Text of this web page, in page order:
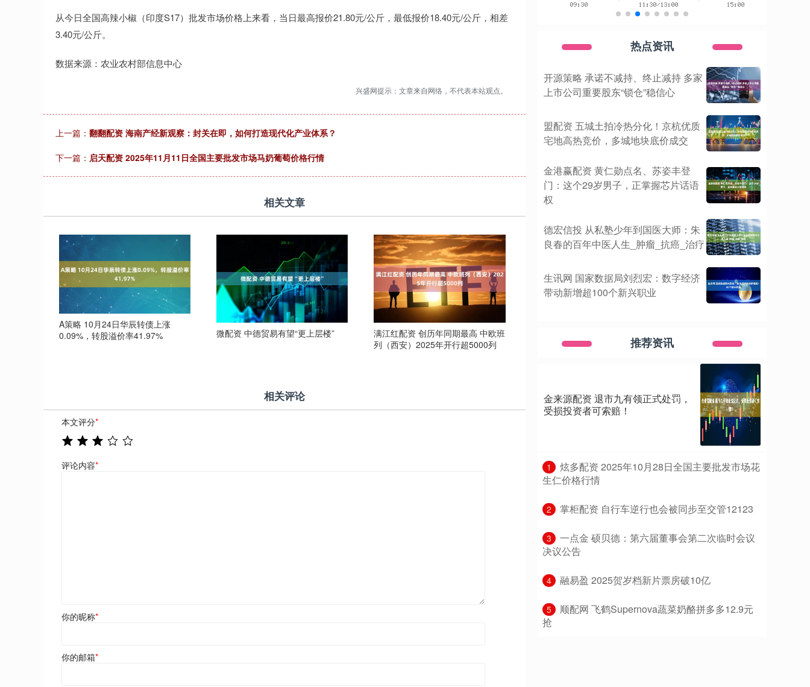
从今日全国高辣小椒（印度S17）批发市场价格上来看，当日最高报价21.80元/公斤，最低报价18.40元/公斤，相差
3.40元/公斤。
数据来源：农业农村部信息中心
兴盛网提示：文章来自网络，不代表本站观点。
上一篇： 翻翻配资 海南产经新观察：封关在即，如何打造现代化产业体系？
下一篇： 启天配资 2025年11月11日全国主要批发市场马奶葡萄价格行情
相关文章
A策略 10月24日华辰转债上涨
0.09%，转股溢价率41.97%
微配资 中德贸易有望“更上层楼”
满江红配资 创历年同期最高 中欧班
列（西安）2025年开行超5000列
相关评论
本文评分*
评论内容*
你的昵称*
你的邮箱*
热点资讯
开源策略 承诺不减持、终止减持 多家
上市公司重要股东“锁仓”稳信心
盟配资 五城土拍冷热分化！京杭优质
宅地高热竞价，多城地块底价成交
金港赢配资 黄仁勋点名、苏姿丰登
门：这个29岁男子，正掌握芯片话语
权
德宏信投 从私塾少年到国医大师：朱
良春的百年中医人生_肿瘤_抗癌_治疗
生讯网 国家数据局刘烈宏：数字经济
带动新增超100个新兴职业
推荐资讯
金来源配资 退市九有领正式处罚，
受损投资者可索赔！
1
​炫多配资 2025年10月28日全国主要批发市场花
生仁价格行情
2 ​掌柜配资 自行车逆行也会被同步至交管12123
3
​一点金 硕贝德：第六届董事会第二次临时会议
决议公告
4 ​融易盈 2025贺岁档新片票房破10亿
5
​顺配网 飞鹤Supernova蔬菜奶酪拼多多12.9元
抢